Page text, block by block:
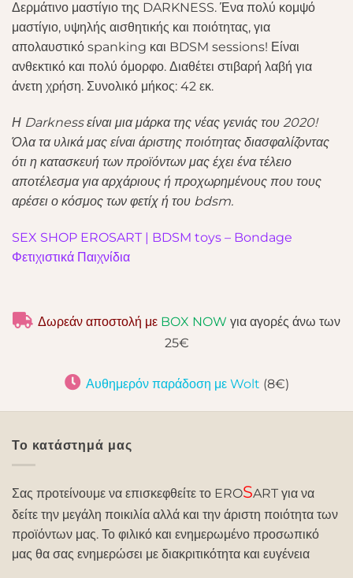
Δερμάτινο μαστίγιο της DARKNESS. Ένα πολύ κομψό
μαστίγιο, υψηλής αισθητικής και ποιότητας, για
απολαυστικό spanking και BDSM sessions! Είναι
ανθεκτικό και πολύ όμορφο. Διαθέτει στιβαρή λαβή για
άνετη χρήση. Συνολικό μήκος: 42 εκ.
Η Darkness είναι μια μάρκα της νέας γενιάς του 2020!
Όλα τα υλικά μας είναι άριστης ποιότητας διασφαλίζοντας
ότι η κατασκευή των προϊόντων μας έχει ένα τέλειο
αποτέλεσμα για αρχάριους ή προχωρημένους που τους
αρέσει ο κόσμος των φετίχ ή του bdsm.
SEX SHOP EROSART | BDSM toys – Bondage
Φετιχιστικά Παιχνίδια
Δωρεάν αποστολή με BOX NOW για αγορές άνω των
25€
Αυθημερόν παράδοση με Wolt (8€)
Το κατάστημά μας
Σας προτείνουμε να επισκεφθείτε το EROSART για να
δείτε την μεγάλη ποικιλία αλλά και την άριστη ποιότητα των
προϊόντων μας. Το φιλικό και ενημερωμένο προσωπικό
μας θα σας ενημερώσει με διακριτικότητα και ευγένεια